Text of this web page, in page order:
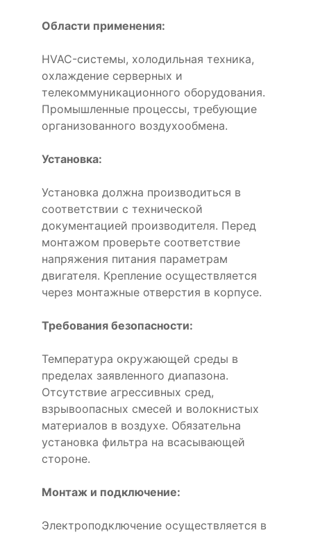
Области применения:
HVAC-системы, холодильная техника,
охлаждение серверных и
телекоммуникационного оборудования.
Промышленные процессы, требующие
организованного воздухообмена.
Установка:
Установка должна производиться в
соответствии с технической
документацией производителя. Перед
монтажом проверьте соответствие
напряжения питания параметрам
двигателя. Крепление осуществляется
через монтажные отверстия в корпусе.
Требования безопасности:
Температура окружающей среды в
пределах заявленного диапазона.
Отсутствие агрессивных сред,
взрывоопасных смесей и волокнистых
материалов в воздухе. Обязательна
установка фильтра на всасывающей
стороне.
Монтаж и подключение:
Электроподключение осуществляется в